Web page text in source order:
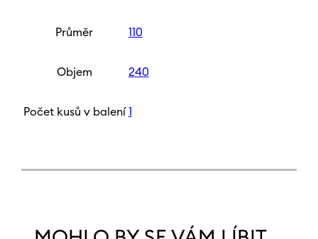
Průměr 110
Objem 240
Počet kusů v balení 1